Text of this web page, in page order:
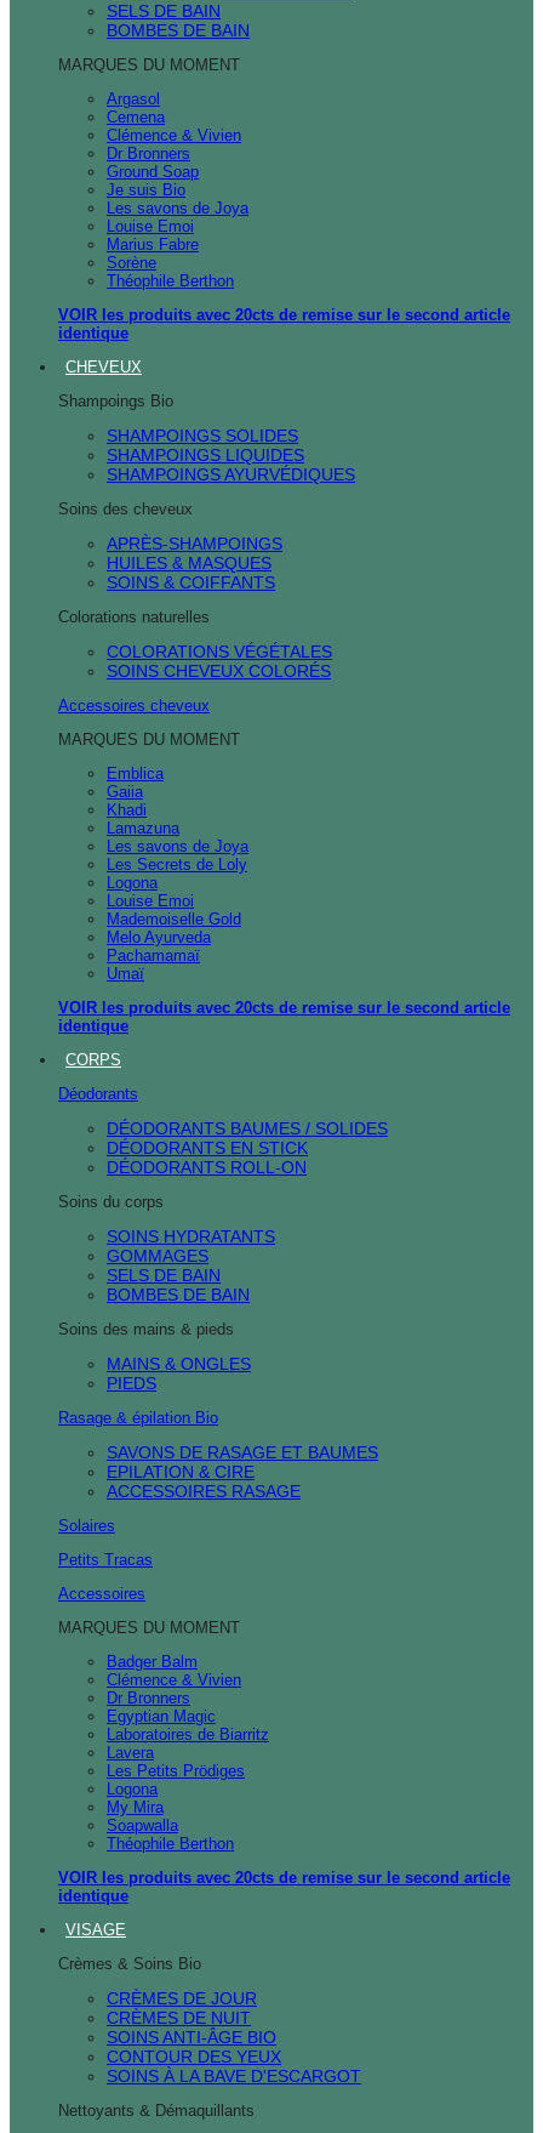
SELS DE BAIN
BOMBES DE BAIN
MARQUES DU MOMENT
Argasol
Cemena
Clémence & Vivien
Dr Bronners
Ground Soap
Je suis Bio
Les savons de Joya
Louise Emoi
Marius Fabre
Sorène
Théophile Berthon
VOIR les produits avec 20cts de remise sur le second article
identique
CHEVEUX
Shampoings Bio
SHAMPOINGS SOLIDES
SHAMPOINGS LIQUIDES
SHAMPOINGS AYURVÉDIQUES
Soins des cheveux
APRÈS-SHAMPOINGS
HUILES & MASQUES
SOINS & COIFFANTS
Colorations naturelles
COLORATIONS VÉGÉTALES
SOINS CHEVEUX COLORÉS
Accessoires cheveux
MARQUES DU MOMENT
Emblica
Gaiia
Khadi
Lamazuna
Les savons de Joya
Les Secrets de Loly
Logona
Louise Emoi
Mademoiselle Gold
Melo Ayurveda
Pachamamaï
Umaï
VOIR les produits avec 20cts de remise sur le second article
identique
CORPS
Déodorants
DÉODORANTS BAUMES / SOLIDES
DÉODORANTS EN STICK
DÉODORANTS ROLL-ON
Soins du corps
SOINS HYDRATANTS
GOMMAGES
SELS DE BAIN
BOMBES DE BAIN
Soins des mains & pieds
MAINS & ONGLES
PIEDS
Rasage & épilation Bio
SAVONS DE RASAGE ET BAUMES
EPILATION & CIRE
ACCESSOIRES RASAGE
Solaires
Petits Tracas
Accessoires
MARQUES DU MOMENT
Badger Balm
Clémence & Vivien
Dr Bronners
Egyptian Magic
Laboratoires de Biarritz
Lavera
Les Petits Prödiges
Logona
My Mira
Soapwalla
Théophile Berthon
VOIR les produits avec 20cts de remise sur le second article
identique
VISAGE
Crèmes & Soins Bio
CRÈMES DE JOUR
CRÈMES DE NUIT
SOINS ANTI-ÂGE BIO
CONTOUR DES YEUX
SOINS À LA BAVE D'ESCARGOT
Nettoyants & Démaquillants